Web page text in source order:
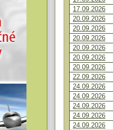
17.09.2026
20.09.2026
20.09.2026
20.09.2026
20.09.2026
20.09.2026
20.09.2026
22.09.2026
24.09.2026
24.09.2026
24.09.2026
24.09.2026
24.09.2026